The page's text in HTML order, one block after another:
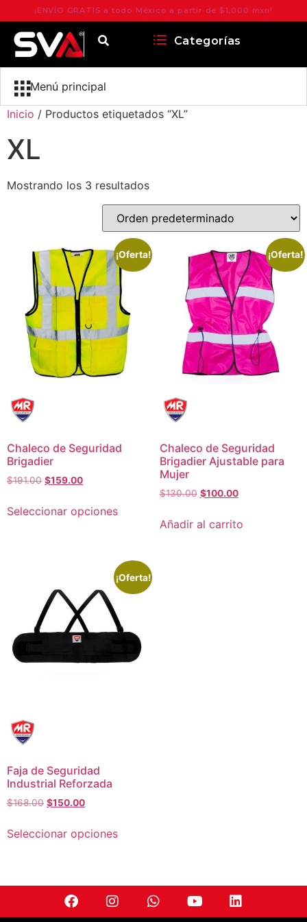
¡ENVÍO GRATIS a todo México a partir de $1,000 mxn!
Categorías
Menú principal
Inicio / Productos etiquetados “XL”
XL
Mostrando los 3 resultados
¡Oferta!
Chaleco de Seguridad
Brigadier
$191.00 $159.00
Seleccionar opciones
¡Oferta!
Chaleco de Seguridad
Brigadier Ajustable para
Mujer
$130.00 $100.00
Añadir al carrito
¡Oferta!
Faja de Seguridad
Industrial Reforzada
$168.00 $150.00
Seleccionar opciones